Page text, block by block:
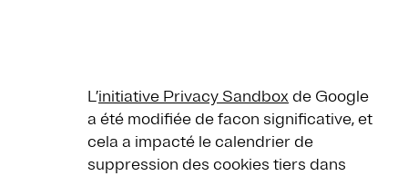
L’initiative Privacy Sandbox de Google
a été modifiée de facon significative, et
cela a impacté le calendrier de
suppression des cookies tiers dans